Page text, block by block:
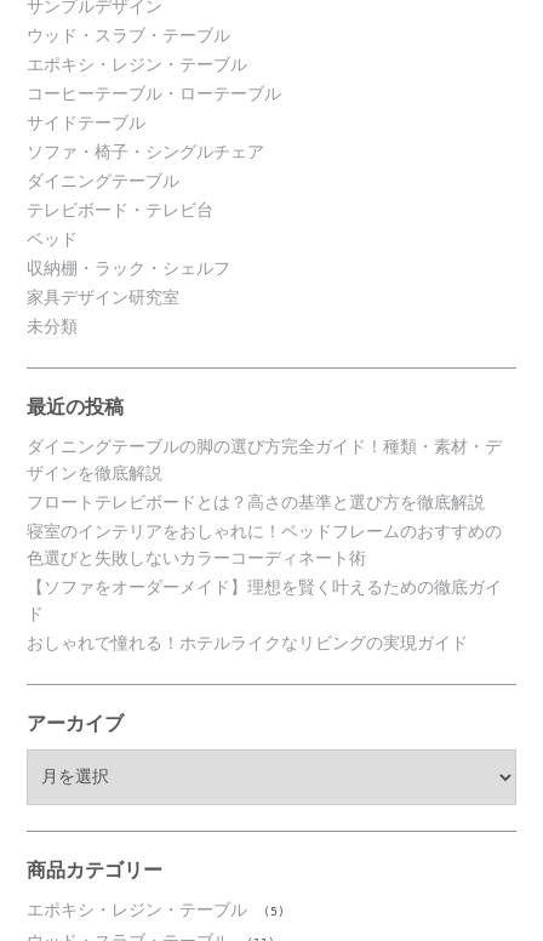
サンプルデザイン
ウッド・スラブ・テーブル
エポキシ・レジン・テーブル
コーヒーテーブル・ローテーブル
サイドテーブル
ソファ・椅子・シングルチェア
ダイニングテーブル
テレビボード・テレビ台
ベッド
収納棚・ラック・シェルフ
家具デザイン研究室
未分類
最近の投稿
ダイニングテーブルの脚の選び方完全ガイド！種類・素材・デ
ザインを徹底解説
フロートテレビボードとは？高さの基準と選び方を徹底解説
寝室のインテリアをおしゃれに！ベッドフレームのおすすめの
色選びと失敗しないカラーコーディネート術
【ソファをオーダーメイド】理想を賢く叶えるための徹底ガイ
ド
おしゃれで憧れる！ホテルライクなリビングの実現ガイド
アーカイブ
ブ
商品カテゴリー
エポキシ・レジン・テーブル (5)